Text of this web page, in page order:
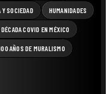
SOCIEDAD HUMANIDADES
COVID EN MÉXICO
AÑOS DE MURALISMO